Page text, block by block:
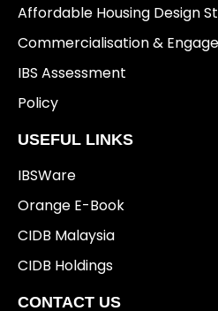
Affordable Housing Design
Commercialisation &
IBS Assessment
Policy
USEFUL LINKS
IBSWare
Orange E-Book
CIDB Malaysia
CIDB Holdings
CONTACT US